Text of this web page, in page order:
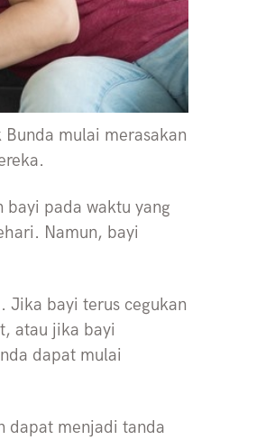
mulai merasakan
bayi pada waktu yang
Namun, bayi
Jika bayi terus cegukan
atau jika bayi
dapat mulai
dapat menjadi tanda